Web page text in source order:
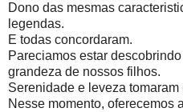
Dono das mesmas
legendas.
E todas concordaram.
Pareciamos estar
grandeza de nossos filhos.
Serenidade e leveza tomaram
Nesse momento, oferecemos